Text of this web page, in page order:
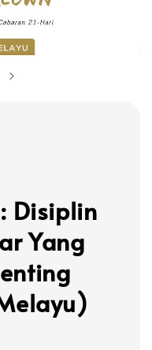
Disiplin
Yang